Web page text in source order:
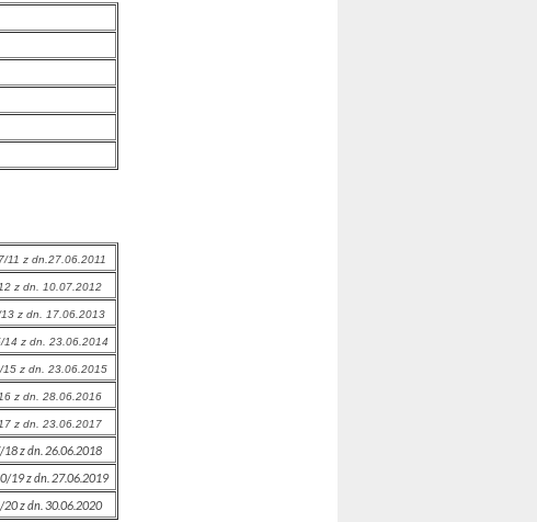
11 z dn.27.06.2011
z dn. 10.07.2012
13 z dn. 17.06.2013
14 z dn. 23.06.2014
15 z dn. 23.06.2015
z dn. 28.06.2016
z dn. 23.06.2017
z dn. 26.06.2018
19 z dn. 27.06.2019
z dn. 30.06.2020